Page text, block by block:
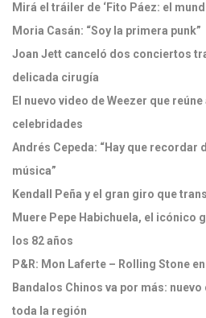
Mirá el tráiler de ‘Fito Páez: el
Moria Casán: “Soy la primera punk”
Joan Jett canceló dos conciertos
delicada cirugía
El nuevo video de Weezer que
celebridades
Andrés Cepeda: “Hay que recordar
música”
Kendall Peña y el gran giro que
Muere Pepe Habichuela, el icónico
los 82 años
P&R: Mon Laferte – Rolling Stone en
Bandalos Chinos va por más:
toda la región